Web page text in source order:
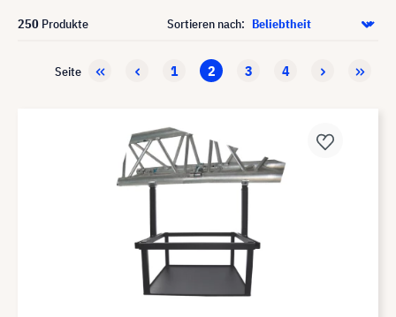
250 Produkte Sortieren nach:
Seite 1 2 3 4